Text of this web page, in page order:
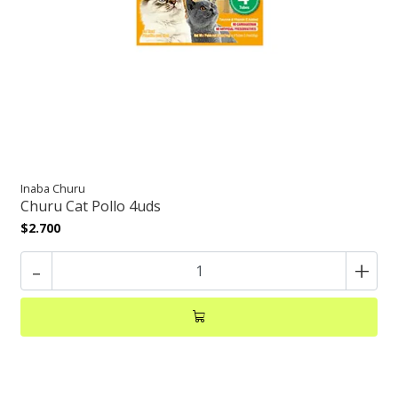
Inaba Churu
Churu Cat Pollo 4uds
$2.700
- +